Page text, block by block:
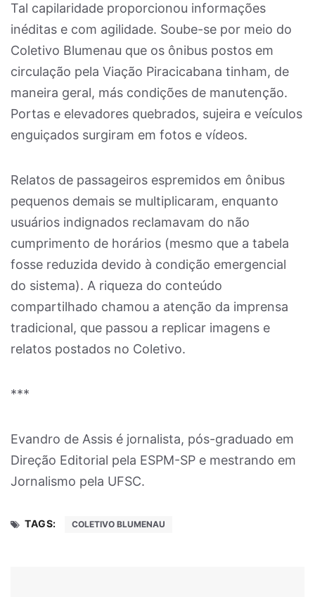
Tal capilaridade proporcionou informações
inéditas e com agilidade. Soube-se por meio do
Coletivo Blumenau que os ônibus postos em
circulação pela Viação Piracicabana tinham, de
maneira geral, más condições de manutenção.
Portas e elevadores quebrados, sujeira e veículos
enguiçados surgiram em fotos e vídeos.
Relatos de passageiros espremidos em ônibus
pequenos demais se multiplicaram, enquanto
usuários indignados reclamavam do não
cumprimento de horários (mesmo que a tabela
fosse reduzida devido à condição emergencial
do sistema). A riqueza do conteúdo
compartilhado chamou a atenção da imprensa
tradicional, que passou a replicar imagens e
relatos postados no Coletivo.
***
Evandro de Assis é jornalista, pós-graduado em
Direção Editorial pela ESPM-SP e mestrando em
Jornalismo pela UFSC.
TAGS: COLETIVO BLUMENAU